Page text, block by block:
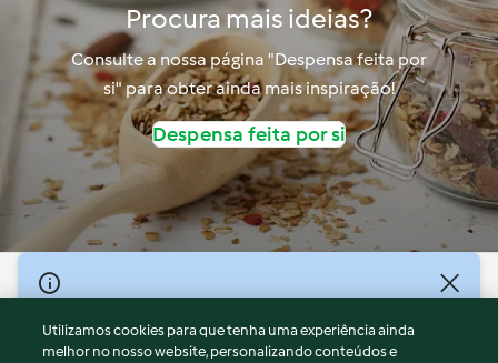
Procura mais ideias?
Consulte a nossa página "Despensa feita por
si" para obter ainda mais inspiração!
Despensa feita por si
© Copyright 2026
Termos de Utilização
Utilizamos cookies para que tenha uma experiência ainda
melhor no nosso website, personalizando conteúdos e